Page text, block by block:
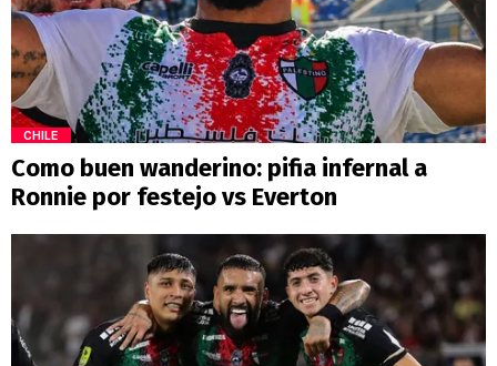
CHILE
Como buen wanderino: pifia infernal a
Ronnie por festejo vs Everton